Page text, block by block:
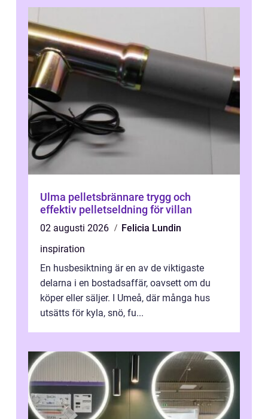
Ulma pelletsbrännare trygg och
effektiv pelletseldning för villan
02 augusti 2026
Felicia Lundin
inspiration
En husbesiktning är en av de viktigaste
delarna i en bostadsaffär, oavsett om du
köper eller säljer. I Umeå, där många hus
utsätts för kyla, snö, fu...